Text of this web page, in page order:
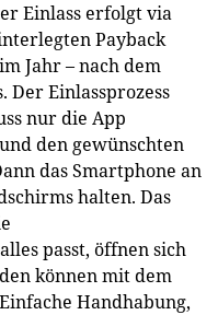
Einlass erfolgt via
Payback
Jahr – nach dem
Der Einlassprozess
nur die App
den gewünschten
das Smartphone an
halten. Das
passt, öffnen sich
können mit dem
Handhabung,